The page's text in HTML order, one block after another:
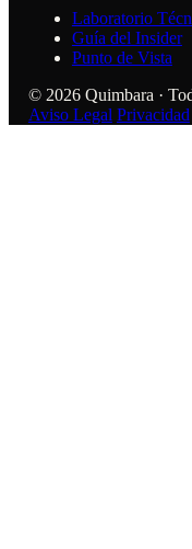
Laboratorio
Guía del Insider
Punto de Vista
© 2026 Quimbara ·
Aviso Legal Privacidad